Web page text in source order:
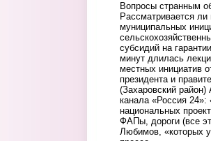
Вопросы странным
Рассматривается
муниципальных
субсидий на
минут длилась
местных инициатив
президента и
(Захаровский
канала «Россия 24»:
национальных
ФАПы, дороги (все
Любимов, «которых